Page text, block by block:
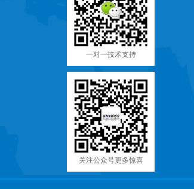
一对一技术支持
关注公众号更多惊喜